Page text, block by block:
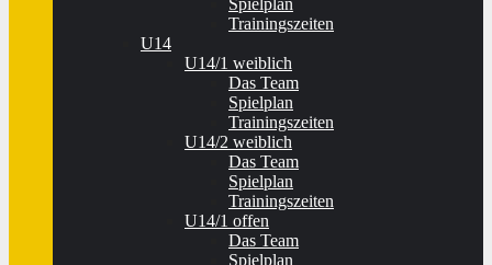
Spielplan
Trainingszeiten
U14
U14/1 weiblich
Das Team
Spielplan
Trainingszeiten
U14/2 weiblich
Das Team
Spielplan
Trainingszeiten
U14/1 offen
Das Team
Spielplan